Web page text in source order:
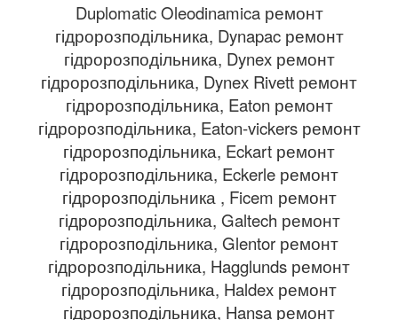
Duplomatic Oleodinamica ремонт
гідророзподільника, Dynapac ремонт
гідророзподільника, Dynex ремонт
гідророзподільника, Dynex Rivett ремонт
гідророзподільника, Eaton ремонт
гідророзподільника, Eaton-vickers ремонт
гідророзподільника, Eckart ремонт
гідророзподільника, Eckerle ремонт
гідророзподільника , Ficem ремонт
гідророзподільника, Galtech ремонт
гідророзподільника, Glentor ремонт
гідророзподільника, Hagglunds ремонт
гідророзподільника, Haldex ремонт
гідророзподільника, Hansa ремонт